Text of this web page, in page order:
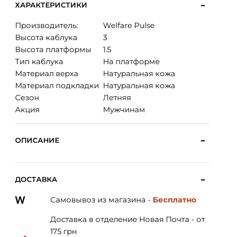
ХАРАКТЕРИСТИКИ
Производитель:
Welfare Pulse
Высота каблука
3
Высота платформы
1.5
Тип каблука
На платформе
Материал верха
Натуральная кожа
Материал подкладки Натуральная кожа
Сезон
Летняя
Акция
Мужчинам
ОПИСАНИЕ
ДОСТАВКА
Самовывоз из магазина - Бесплатно
Доставка в отделение Новая Почта - от
175 грн